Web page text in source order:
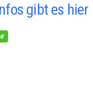
gibt es hier